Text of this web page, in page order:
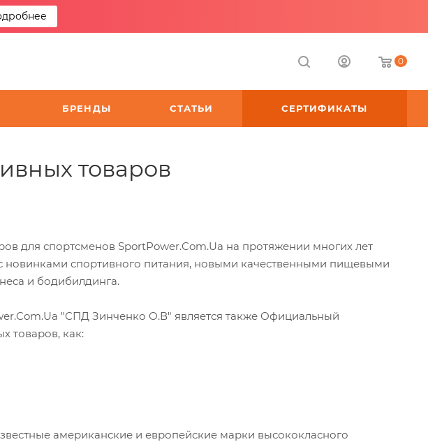
0
БРЕНДЫ СТАТЬИ СЕРТИФИКАТЫ
товаров
для спортсменов SportPower.Сom.Ua на протяжении многих лет
новинками спортивного питания, новыми качественными пищевыми
и бодибилдинга.
"СПД Зинченко О.В" является также Официальный
товаров, как:
американские и европейские марки высококласного